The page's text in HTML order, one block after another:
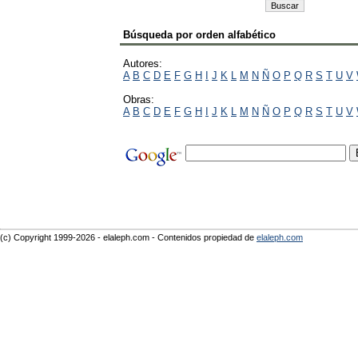
Búsqueda por orden alfabético
Autores:
A B C D E F G H I J K L M N Ñ O P Q R S T U V
Obras:
A B C D E F G H I J K L M N Ñ O P Q R S T U V
(c) Copyright 1999-2026 - elaleph.com - Contenidos propiedad de elaleph.com